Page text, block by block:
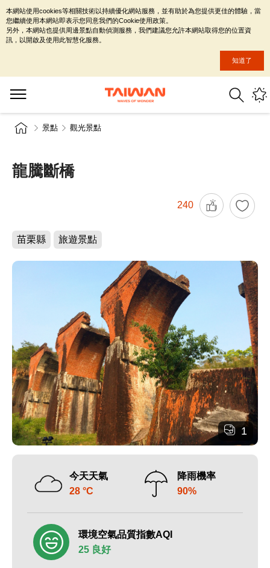
景點 觀光景點
龍騰斷橋
240
苗栗縣 旅遊景點
1
今天天氣
28 °C
降雨機率
90%
環境空氣品質指數AQI
25 良好
本網站使用cookies等相關技術以持續優化網站服務，並有助於為您提供更佳的體驗，當
您繼續使用本網站即表示您同意我們的Cookie使用政策。
另外，本網站也提供周邊景點自動偵測服務，我們建議您允許本網站取得您的位置資
訊，以開啟及使用此智慧化服務。
知道了